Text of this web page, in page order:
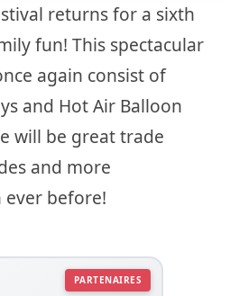
returns for a sixth
fun! This spectacular
again consist of
and Hot Air Balloon
will be great trade
and more
before!
PARTENAIRES